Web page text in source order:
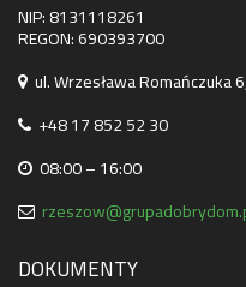
NIP: 8131118261
REGON: 690393700
ul. Wrzesława
+48 17 852 52 30
08:00 – 16:00
DOKUMENTY